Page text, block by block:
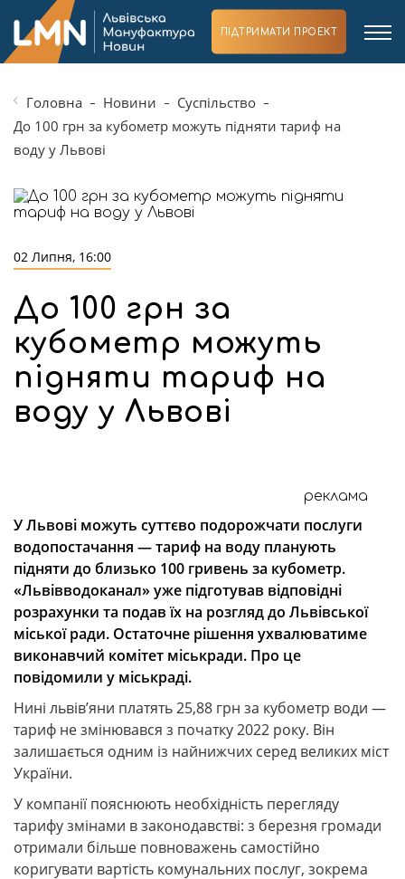
ПІДТРИМАТИ ПРОЕКТ
Головна Новини
Суспільство
До 100 грн за кубометр можуть підняти тариф на
воду у Львові
02 Липня, 16:00
До 100 грн за
кубометр можуть
підняти тариф на
воду у Львові
реклама
У Львові можуть суттєво подорожчати послуги
водопостачання — тариф на воду планують
підняти до близько 100 гривень за кубометр.
«Львівводоканал» уже підготував відповідні
розрахунки та подав їх на розгляд до Львівської
міської ради. Остаточне рішення ухвалюватиме
виконавчий комітет міськради. Про це
повідомили у міськраді.
Нині львів’яни платять 25,88 грн за кубометр води —
тариф не змінювався з початку 2022 року. Він
залишається одним із найнижчих серед великих міст
України.
У компанії пояснюють необхідність перегляду
тарифу змінами в законодавстві: з березня громади
отримали більше повноважень самостійно
коригувати вартість комунальних послуг, зокрема